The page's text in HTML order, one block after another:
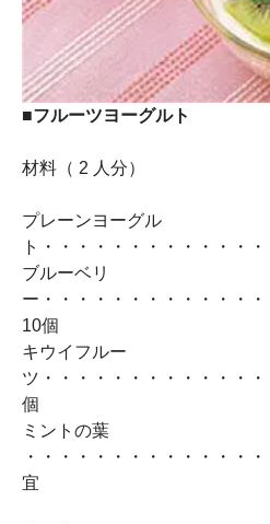
■フルーツヨーグルト
材料（ 2 人分）
プレーンヨーグル
ト・・・・・・・・・・・・
ブルーベリ
ー・・・・・・・・・・・・
10個
キウイフルー
ツ・・・・・・・・・・・
個
ミントの葉
・・・・・・・・・・・・
宜